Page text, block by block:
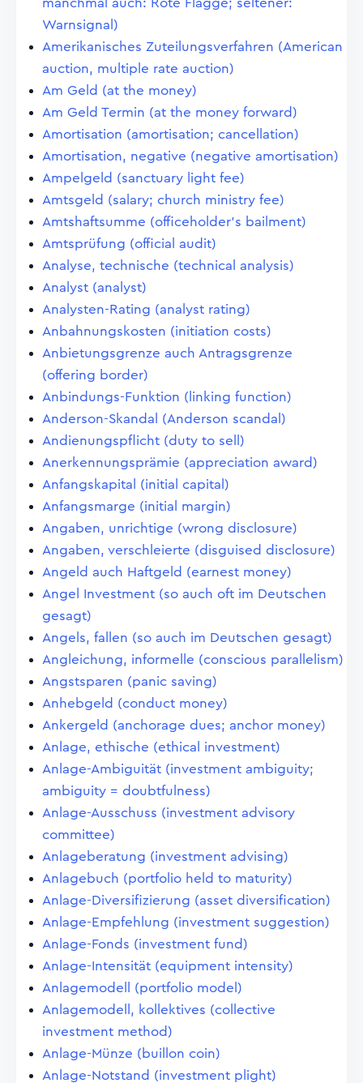
manchmal auch: Rote Flagge; seltener:
Warnsignal)
Amerikanisches Zuteilungsverfahren (American
auction, multiple rate auction)
Am Geld (at the money)
Am Geld Termin (at the money forward)
Amortisation (amortisation; cancellation)
Amortisation, negative (negative amortisation)
Ampelgeld (sanctuary light fee)
Amtsgeld (salary; church ministry fee)
Amtshaftsumme (officeholder's bailment)
Amtsprüfung (official audit)
Analyse, technische (technical analysis)
Analyst (analyst)
Analysten-Rating (analyst rating)
Anbahnungskosten (initiation costs)
Anbietungsgrenze auch Antragsgrenze
(offering border)
Anbindungs-Funktion (linking function)
Anderson-Skandal (Anderson scandal)
Andienungspflicht (duty to sell)
Anerkennungsprämie (appreciation award)
Anfangskapital (initial capital)
Anfangsmarge (initial margin)
Angaben, unrichtige (wrong disclosure)
Angaben, verschleierte (disguised disclosure)
Angeld auch Haftgeld (earnest money)
Angel Investment (so auch oft im Deutschen
gesagt)
Angels, fallen (so auch im Deutschen gesagt)
Angleichung, informelle (conscious parallelism)
Angstsparen (panic saving)
Anhebgeld (conduct money)
Ankergeld (anchorage dues; anchor money)
Anlage, ethische (ethical investment)
Anlage-Ambiguität (investment ambiguity;
ambiguity = doubtfulness)
Anlage-Ausschuss (investment advisory
committee)
Anlageberatung (investment advising)
Anlagebuch (portfolio held to maturity)
Anlage-Diversifizierung (asset diversification)
Anlage-Empfehlung (investment suggestion)
Anlage-Fonds (investment fund)
Anlage-Intensität (equipment intensity)
Anlagemodell (portfolio model)
Anlagemodell, kollektives (collective
investment method)
Anlage-Münze (buillon coin)
Anlage-Notstand (investment plight)